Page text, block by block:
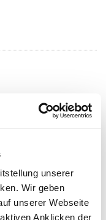
unserer
Wir geben
unserer Webseite
Anklicken der